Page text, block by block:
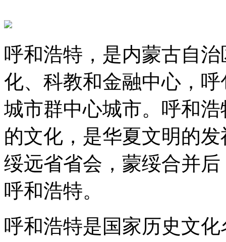
呼和浩特，是内蒙古自
化、科教和金融中心，
城市群中心城市。呼和
的文化，是华夏文明的
绥远省省会，蒙绥合并
呼和浩特。
呼和浩特是国家历史文